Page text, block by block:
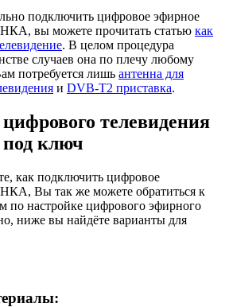
подключить цифровое эфирное
вы можете прочитать статью как
. В целом процедура
случаев она по плечу любому
потребуется лишь антенна для
и DVB-T2 приставка.
телевидения
ключ
как подключить цифровое
Вы так же можете обратиться к
по настройке цифрового эфирного
ниже вы найдёте варианты для